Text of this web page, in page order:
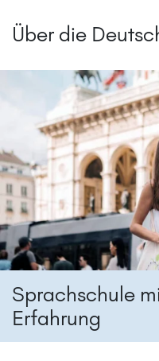
Über die
Sprachschule
Erfahrung